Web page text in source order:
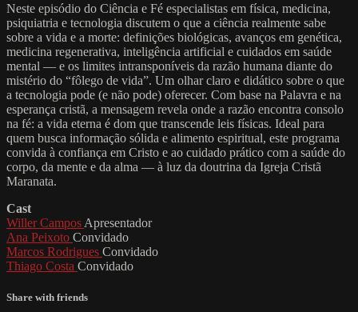
Neste episódio do Ciência e Fé especialistas em física, medicina,
psiquiatria e tecnologia discutem o que a ciência realmente sabe
sobre a vida e a morte: definições biológicas, avanços em genética,
medicina regenerativa, inteligência artificial e cuidados em saúde
mental — e os limites intransponíveis da razão humana diante do
mistério do “fôlego de vida”. Um olhar claro e didático sobre o que
a tecnologia pode (e não pode) oferecer. Com base na Palavra e na
esperança cristã, a mensagem revela onde a razão encontra consolo
na fé: a vida eterna é dom que transcende leis físicas. Ideal para
quem busca informação sólida e alimento espiritual, este programa
convida à confiança em Cristo e ao cuidado prático com a saúde do
corpo, da mente e da alma — à luz da doutrina da Igreja Cristã
Maranata.
Cast
Willer Campos Apresentador
Ana Peixoto Convidado
Marcos Rodrigues Convidado
Thiago Costa Convidado
Share with friends